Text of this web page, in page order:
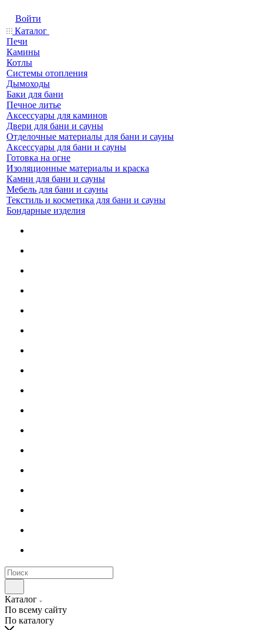
Войти
Каталог
Печи
Камины
Котлы
Системы отопления
Дымоходы
Баки для бани
Печное литье
Аксессуары для каминов
Двери для бани и сауны
Отделочные материалы для бани и сауны
Аксессуары для бани и сауны
Готовка на огне
Изоляционные материалы и краска
Камни для бани и сауны
Мебель для бани и сауны
Текстиль и косметика для бани и сауны
Бондарные изделия
Каталог
По всему сайту
По каталогу